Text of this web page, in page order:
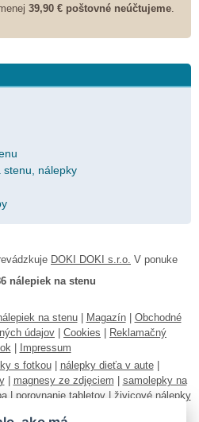
39,90 € poštovné neúčtujeme.
stenu, nálepky
DOKI DOKI s.r.o. V ponuke
nálepiek na stenu
na stenu| Magazín| Obchodné
údajov Cookies
Reklamačný
|
Impressum
s fotkou| nálepky dieťa v aute|
| magnesy ze zdjęciem
samolepky na
| porovnanie tabletov| živicové nálepky